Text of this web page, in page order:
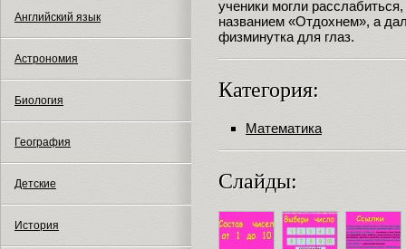
Английский язык
Астрономия
Биология
География
Детские
История
ученики могли
названием «Отдохнем», а
физминутка для глаз.
Категория:
Математика
Слайды: